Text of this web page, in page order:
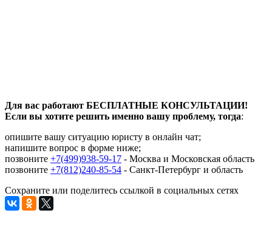
Для вас работают БЕСПЛАТНЫЕ КОНСУЛЬТАЦИИ!
Если вы хотите решить именно вашу проблему, тогда:
опишите вашу ситуацию юристу в онлайн чат;
напишите вопрос в форме ниже;
позвоните +7(499)938-59-17 - Москва и Московская область
позвоните +7(812)240-85-54 - Санкт-Петербург и область
Сохраните или поделитесь ссылкой в социальных сетях